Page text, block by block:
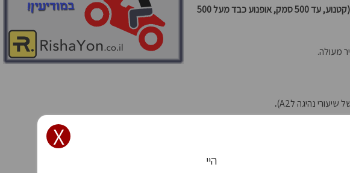
שימו לב! מחירי המבצע עבור כל סוגי רישיון לאופנוע במודיעין התעדכנו! (קטנוע, עד 500 סמק, אופנוע כבד מעל 500
.
X
היי